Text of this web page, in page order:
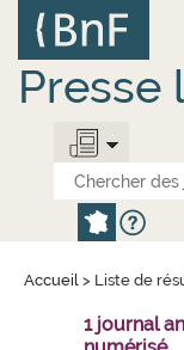
contenu
principal
Presse
Accueil > Liste de
1 journal
Panneau de gestion des